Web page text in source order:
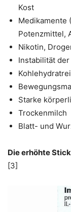
Kost
Medikamente
Potenzmittel,
Nikotin,
Instabilität der
Starke
Trockenmilch
Blatt- und
Die erhöhte
[3]